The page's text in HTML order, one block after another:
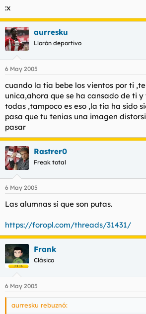
:x
aurresku
Llorón deportivo
6 May 2005
cuando la tia bebe los vientos por ti
unica,ahora que se ha cansado de ti
todas ,tampoco es eso ,la tia ha sido
pasa que tu tenias una imagen
pasar
Rastrer0
Freak total
6 May 2005
Las alumnas si que son putas.
https://foropl.com/threads/31431/
Frank
Clásico
6 May 2005
aurresku rebuznó: